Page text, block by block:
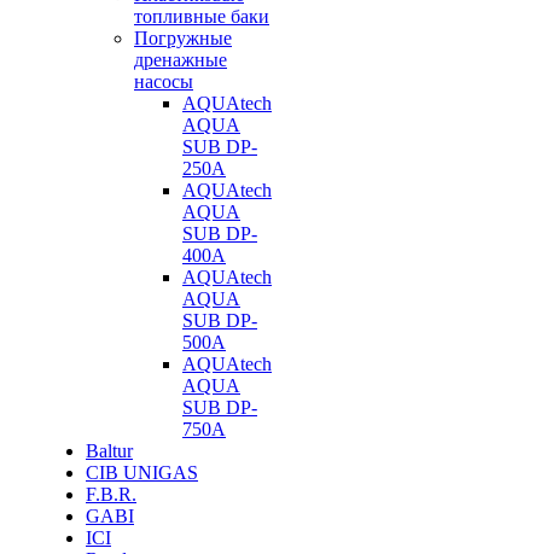
топливные баки
Погружные
дренажные
насосы
AQUAtech
AQUA
SUB DP-
250A
AQUAtech
AQUA
SUB DP-
400A
AQUAtech
AQUA
SUB DP-
500A
AQUAtech
AQUA
SUB DP-
750A
Baltur
CIB UNIGAS
F.B.R.
GABI
ICI